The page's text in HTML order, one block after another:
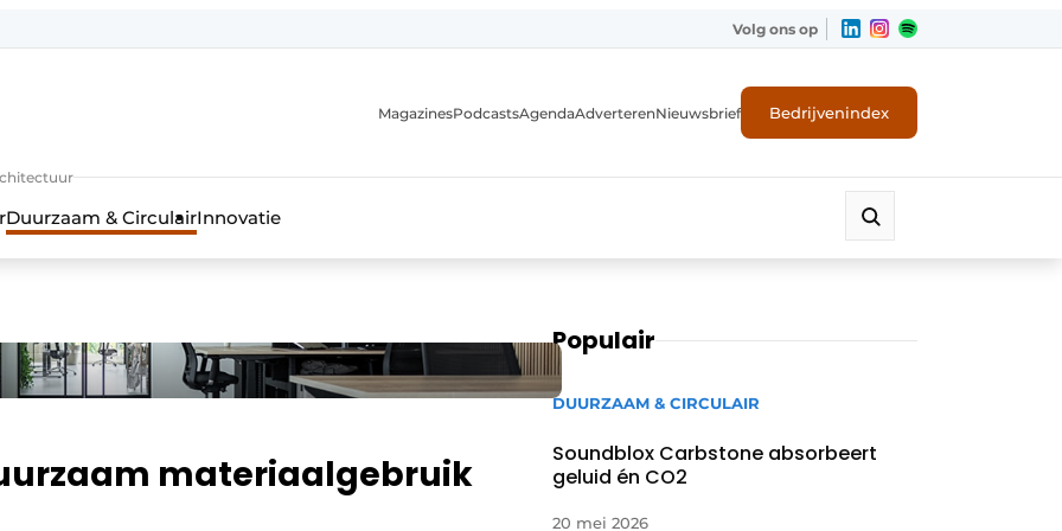
Volg ons op
MagazinesPodcastsAgendaAdverterenNieuwsbrief Bedrijvenindex
Duurzaam & CirculairInnovatie
materiaalgebruik
Populair
DUURZAAM & CIRCULAIR
Soundblox Carbstone absorbeert
geluid én CO2
20 mei 2026